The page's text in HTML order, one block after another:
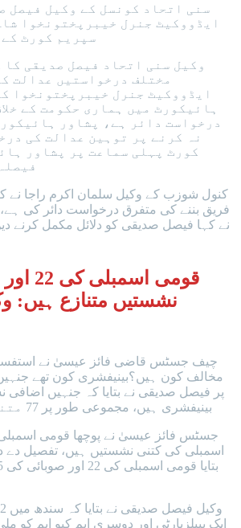
سنی اتحاد کونسل کے وکیل فیصل
ایڈووکیٹ جنرل خیبرپختونخوا
سپریم کورٹ کے
وکیل سنی اتحاد فیصل صدیقی کا
مختلف درخواستیں عدالت
ایڈووکیٹ جنرل خیبرپختونخوا
ہائیکورٹ میں ہماری حکومت کے
درخواست دائر ہے، پشاور
نہ کرنے پر توہین عدالت کی
کورٹ پہلی سماعت پر پشاور
کنول شوزب کے وکیل سلمان اکرم راجا نے
فریق بننے کی متفرق درخواست دائر کی
نے کہا فیصل صدیقی کو دلائل مکمل کرنے
نشستیں متنازع ہیں:
چیف جسٹس قاضی فائز عیسیٰ نے
مخالف کون ہیں؟بینیفشری کون تھے
پر فیصل صدیقی نے بتایا کہ جنہیں
بینیفشری ہیں، مجموعی طور پر 77 متنازع نشستیں ہیں۔
جسٹس فائز عیسیٰ نے پوچھا قومی
اسمبلی کی کتنی نشستیں ہیں، تفصیل
ایک پیپلزپارٹی اور دوسری ایم کیو ایم کو